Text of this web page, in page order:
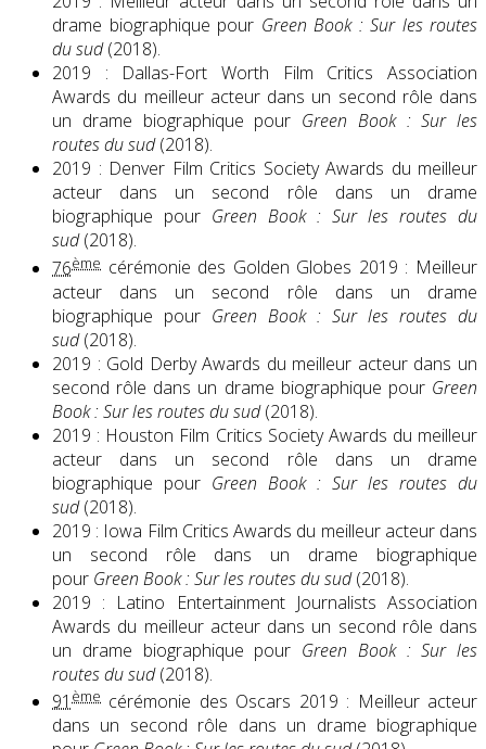
drame biographique pour Green Book : Sur les routes
du sud(2018).
2019 : Dallas-Fort Worth Film Critics Association
Awards du meilleur acteur dans un second rôle dans
un drame biographique pour Green Book : Sur les
routes du sud(2018).
2019 : Denver Film Critics Society Awards du meilleur
acteur dans un second rôle dans un drame
biographique pour Green Book : Sur les routes du
sud(2018).
76ème cérémonie des Golden Globes 2019 : Meilleur
acteur dans un second rôle dans un drame
biographique pour Green Book : Sur les routes du
sud(2018).
2019 : Gold Derby Awards du meilleur acteur dans un
second rôle dans un drame biographique pour Green
Book : Sur les routes du sud(2018).
2019 : Houston Film Critics Society Awards du meilleur
acteur dans un second rôle dans un drame
biographique pour Green Book : Sur les routes du
sud(2018).
2019 : Iowa Film Critics Awards du meilleur acteur dans
un second rôle dans un drame biographique
pour Green Book : Sur les routes du sud(2018).
2019 : Latino Entertainment Journalists Association
Awards du meilleur acteur dans un second rôle dans
un drame biographique pour Green Book : Sur les
routes du sud(2018).
91 ème cérémonie des Oscars 2019 : Meilleur acteur
dans un second rôle dans un drame biographique